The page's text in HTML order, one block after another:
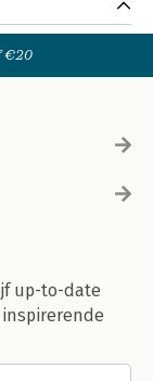
€20
up-to-date